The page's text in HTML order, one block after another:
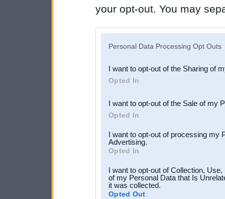
your opt-out. You may
Downstream Participants
third parties.
Personal Data Processing Opt Outs
I want to opt-out of the Sharing of
Opted In
I want to opt-out of the Sale of my
Opted In
I want to opt-out of processing my
Advertising.
Opted In
I want to opt-out of Collection,
of my Personal Data that Is
it was collected.
Opted Out